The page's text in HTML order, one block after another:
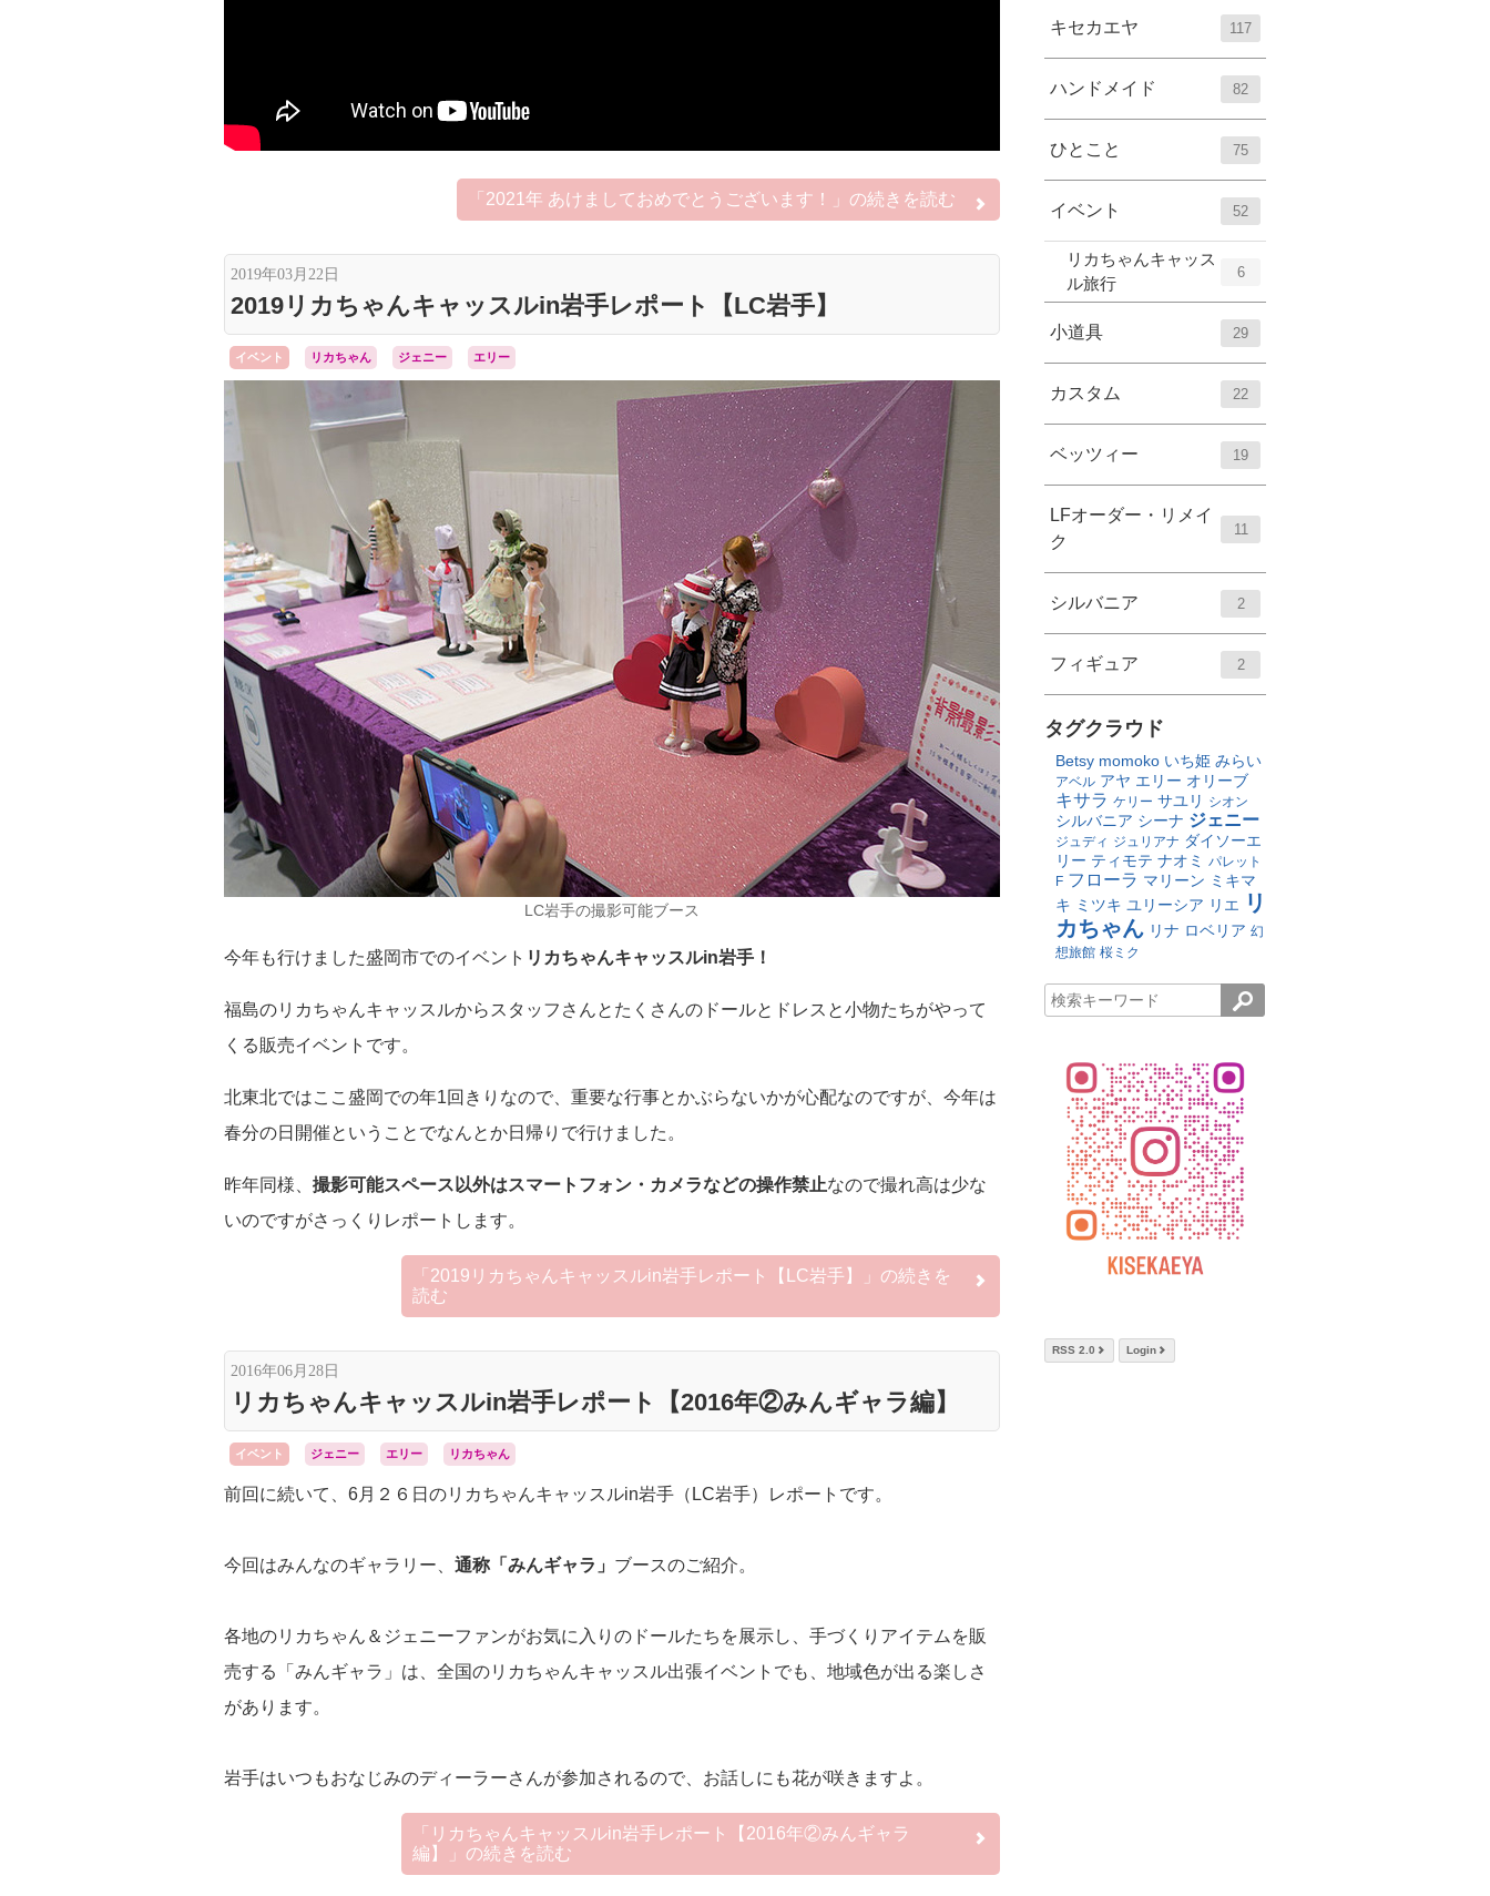
「2021年 あけましておめでとうございます！」の続きを読む
2019年03月22日
2019リカちゃんキャッスルin岩手レポート【LC岩手】
イベント リカちゃん ジェニー エリー
LC岩手の撮影可能ブース
今年も行けました盛岡市でのイベント リカちゃんキャッスルin岩手！
福島のリカちゃんキャッスルからスタッフさんとたくさんのドールとドレスと小物たちがやって
くる販売イベントです。
北東北ではここ盛岡での年1回きりなので、重要な行事とかぶらないかが心配なのですが、今年は
春分の日開催ということでなんとか日帰りで行けました。
昨年同様、 撮影可能スペース以外はスマートフォン・カメラなどの操作禁止なので撮れ高は少な
いのですがさっくりレポートします。
「2019リカちゃんキャッスルin岩手レポート【LC岩手】」の続きを
読む
2016年06月28日
リカちゃんキャッスルin岩手レポート【2016年②みんギャラ編】
イベント ジェニー エリー リカちゃん
前回に続いて、6月２６日のリカちゃんキャッスルin岩手（LC岩手）レポートです。
今回はみんなのギャラリー、 通称「みんギャラ」 ブースのご紹介。
各地のリカちゃん＆ジェニーファンがお気に入りのドールたちを展示し、手づくりアイテムを販
売する「みんギャラ」は、全国のリカちゃんキャッスル出張イベントでも、地域色が出る楽しさ
があります。
岩手はいつもおなじみのディーラーさんが参加されるので、お話しにも花が咲きますよ。
「リカちゃんキャッスルin岩手レポート【2016年②みんギャラ
編】」の続きを読む
キセカエヤ 117
ハンドメイド 82
ひとこと 75
イベント 52
リカちゃんキャッス
ル旅行
6
小道具 29
カスタム 22
ベッツィー 19
LFオーダー・リメイ
ク
11
シルバニア 2
フィギュア 2
タグクラウド
Betsy momoko いち姫 みらい
アベル アヤ エリー オリーブ
キサラ ケリー サユリ シオン
シルバニア シーナ ジェニー
ジュディ ジュリアナ ダイソーエ
リー ティモテ ナオミ パレット
F フローラ マリーン ミキマ
キ ミツキ ユリーシア リエ リ
カちゃん リナ ロベリア 幻
想旅館 桜ミク
RSS 2.0 Login